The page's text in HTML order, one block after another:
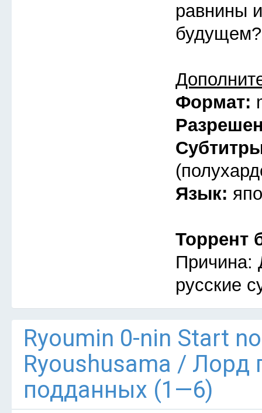
равнины
будущем?
Формат:
Язык:
Торрент
Причина:
русские
Ryoumin 0-nin Start
Ryoushusama / Лорд
подданных (1—6)